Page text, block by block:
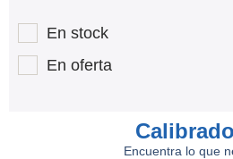
En stock
En oferta
Encuentra lo que